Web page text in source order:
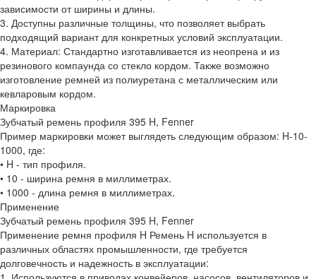
зависимости от ширины и длины.
3. Доступны различные толщины, что позволяет выбрать
подходящий вариант для конкретных условий эксплуатации.
4. Материал: Стандартно изготавливается из неопрена и из
резинового компаунда со стекло кордом. Также возможно
изготовление ремней из полиуретана с металлическим или
кевларовым кордом.
Маркировка
Зубчатый ремень профиля 395 H, Fenner
Пример маркировки может выглядеть следующим образом: H-10-
1000, где:
• H - тип профиля.
• 10 - ширина ремня в миллиметрах.
• 1000 - длина ремня в миллиметрах.
Применение
Зубчатый ремень профиля 395 H, Fenner
Применение ремня профиля H Ремень H используется в
различных областях промышленности, где требуется
долговечность и надежность в эксплуатации: